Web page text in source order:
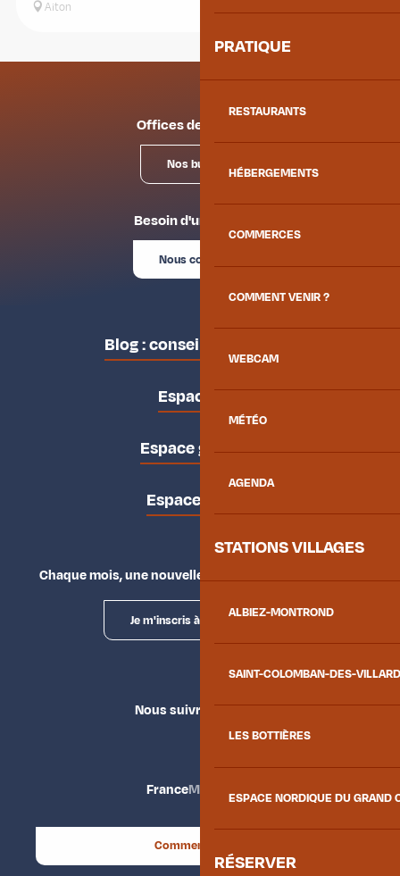
PRATIQUE
RESTAURANTS
HÉBERGEMENTS
COMMERCES
COMMENT VENIR ?
WEBCAM
MÉTÉO
AGENDA
STATIONS VILLAGES
ALBIEZ-MONTROND
SAINT-COLOMBAN-DES-
LES BOTTIÈRES
ESPACE NORDIQUE DU GRAND
RÉSERVER
Aiton
Offices de tourisme
Nos bureaux
Besoin d'un conseil ?
Nous contacter
Blog : conseils des locaux
Espace pro
Espace groupes
Espace presse
Chaque mois, une nouvelle façon d'explorer la vallée.
Je m'inscris à la newsletter
Nous suivre
FranceMaurienne
Comment venir ?